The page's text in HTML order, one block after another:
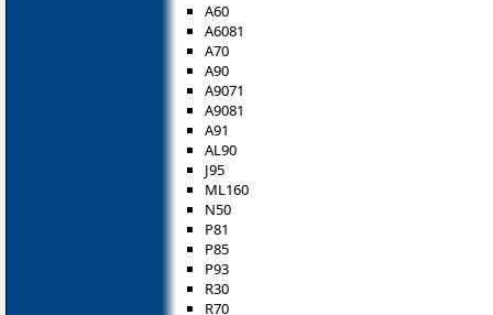
A60
A6081
A70
A90
A9071
A9081
A91
AL90
J95
ML160
N50
P81
P85
P93
R30
R70